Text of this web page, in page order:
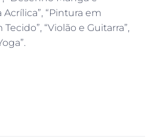
“Pintura em
“Violão e Guitarra”,